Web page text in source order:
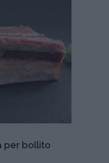
per bollito